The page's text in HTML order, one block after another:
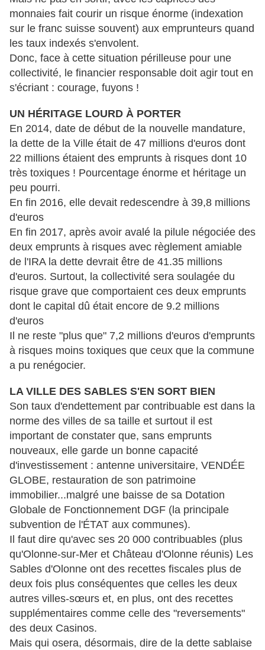
monnaies fait courir un risque énorme (indexation
sur le franc suisse souvent) aux emprunteurs quand
les taux indexés s'envolent.
Donc, face à cette situation périlleuse pour une
collectivité, le financier responsable doit agir tout en
s'écriant : courage, fuyons !
UN HÉRITAGE LOURD À PORTER
En 2014, date de début de la nouvelle mandature,
la dette de la Ville était de 47 millions d'euros dont
22 millions étaient des emprunts à risques dont 10
très toxiques ! Pourcentage énorme et héritage un
peu pourri.
En fin 2016, elle devait redescendre à 39,8 millions
d'euros
En fin 2017, après avoir avalé la pilule négociée des
deux emprunts à risques avec règlement amiable
de l'IRA la dette devrait être de 41.35 millions
d'euros. Surtout, la collectivité sera soulagée du
risque grave que comportaient ces deux emprunts
dont le capital dû était encore de 9.2 millions
d'euros
Il ne reste "plus que" 7,2 millions d'euros d'emprunts
à risques moins toxiques que ceux que la commune
a pu renégocier.
LA VILLE DES SABLES S'EN SORT BIEN
Son taux d'endettement par contribuable est dans la
norme des villes de sa taille et surtout il est
important de constater que, sans emprunts
nouveaux, elle garde un bonne capacité
d'investissement : antenne universitaire, VENDÉE
GLOBE, restauration de son patrimoine
immobilier...malgré une baisse de sa Dotation
Globale de Fonctionnement DGF (la principale
subvention de l'ÉTAT aux communes).
Il faut dire qu'avec ses 20 000 contribuables (plus
qu'Olonne-sur-Mer et Château d'Olonne réunis) Les
Sables d'Olonne ont des recettes fiscales plus de
deux fois plus conséquentes que celles les deux
autres villes-sœurs et, en plus, ont des recettes
supplémentaires comme celle des "reversements"
des deux Casinos.
Mais qui osera, désormais, dire de la dette sablaise